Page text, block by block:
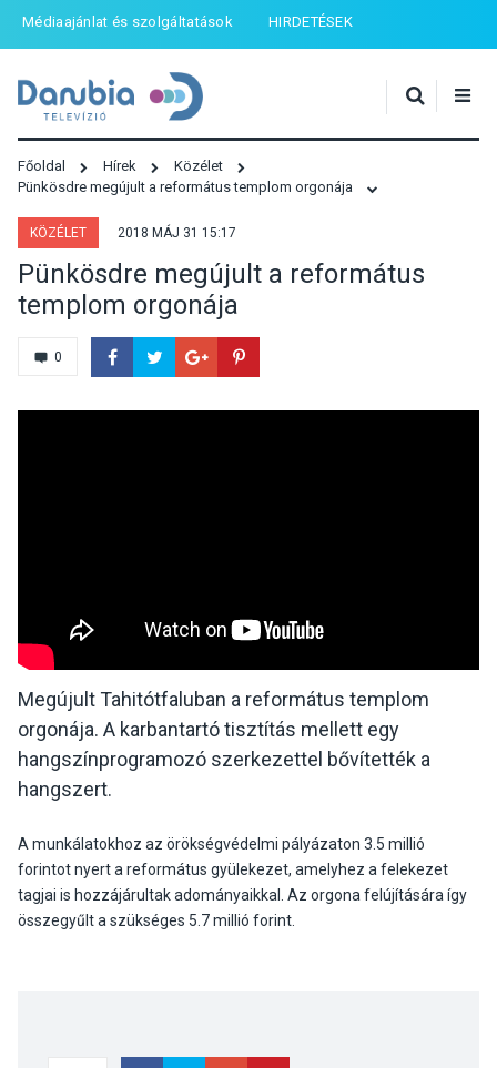
Médiaajánlat és szolgáltatások HIRDETÉSEK
Főoldal Hírek
Közélet
Pünkösdre megújult a református templom orgonája
KÖZÉLET 2018 MÁJ 31 15:17
Pünkösdre megújult a református
templom orgonája
0
Megújult Tahitótfaluban a református templom
orgonája. A karbantartó tisztítás mellett egy
hangszínprogramozó szerkezettel bővítették a
hangszert.
A munkálatokhoz az örökségvédelmi pályázaton 3.5 millió
forintot nyert a református gyülekezet, amelyhez a felekezet
tagjai is hozzájárultak adományaikkal. Az orgona felújítására így
összegyűlt a szükséges 5.7 millió forint.